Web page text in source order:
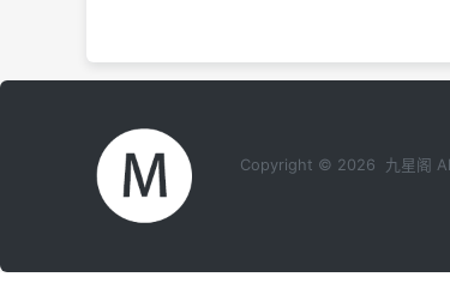
Copyright © 2026 九星阁